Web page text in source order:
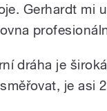
Gerhardt mi
dráha je
je asi